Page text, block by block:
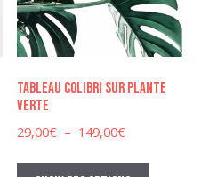
Tableau colibri sur plante
verte
29,00€ – 149,00€Plage
prix :Ce